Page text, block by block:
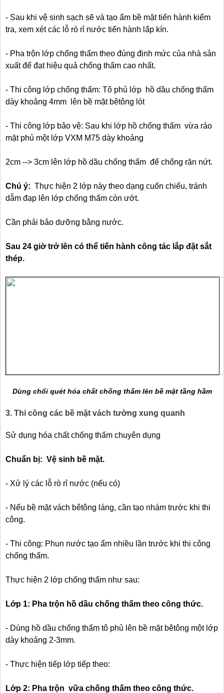
- Sau khi vệ sinh sạch sẽ và tạo ẩm bề mặt tiến hành kiểm
tra, xem xét các lỗ rò rỉ nước tiến hành lấp kín.
- Pha trộn lớp chống thấm theo đúng định mức của nhà sản
xuất để đạt hiệu quả chống thấm cao nhất.
- Thi công lớp chống thấm: Tô phủ lớp hồ dầu chống thấm
dày khoảng 4mm lên bề mặt bêtông lót
- Thi công lớp bảo vệ: Sau khi lớp hồ chống thấm vừa ráo
mặt phủ một lớp VXM M75 dày khoảng
2cm --> 3cm lên lớp hồ dầu chống thấm để chống răn nứt.
Chú ý: Thực hiện 2 lớp này theo dạng cuốn chiếu, tránh
dẫm đạp lên lớp chống thấm còn ướt.
Cần phải bảo dưỡng bằng nước.
Sau 24 giờ trở lên có thể tiến hành công tác lắp đặt sắt
thép.
Dùng chổi quét hóa chất chống thấm lên bề mặt tầng hầm
3. Thi công các bề mặt vách tường xung quanh
Sử dụng hóa chất chống thấm chuyên dụng
Chuẩn bị: Vệ sinh bề mặt.
- Xử lý các lỗ rò rỉ nước (nếu có)
- Nếu bề mặt vách bêtông láng, cần tạo nhám trước khi thi
công.
- Thi công: Phun nước tạo ẩm nhiều lần trước khi thi công
chống thấm.
Thực hiện 2 lớp chống thấm như sau:
Lớp 1: Pha trộn hồ dầu chống thấm theo công thức.
- Dùng hồ dầu chống thấm tô phủ lên bề mặt bêtông một lớp
dày khoảng 2-3mm.
- Thực hiện tiếp lớp tiếp theo:
Lớp 2: Pha trộn vữa chống thấm theo công thức.